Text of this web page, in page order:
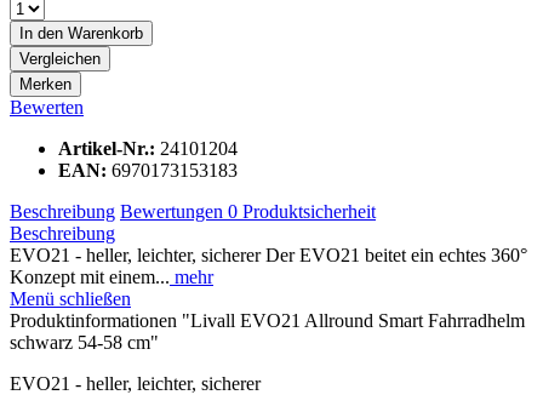
In den Warenkorb
Vergleichen
Merken
Bewerten
Artikel-Nr.: 24101204
EAN: 6970173153183
Beschreibung Bewertungen 0 Produktsicherheit
Beschreibung
EVO21 - heller, leichter, sicherer Der EVO21 beitet ein echtes 360°
Konzept mit einem... mehr
Menü schließen
Produktinformationen "Livall EVO21 Allround Smart Fahrradhelm
schwarz 54-58 cm"
EVO21 - heller, leichter, sicherer